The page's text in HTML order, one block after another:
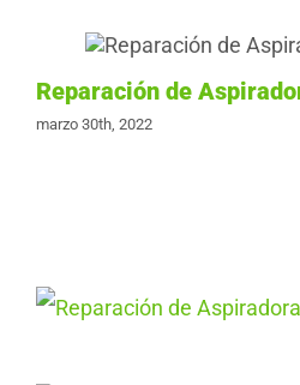
Reparación de
marzo 30th, 2022